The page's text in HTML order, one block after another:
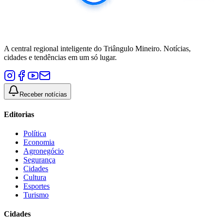
A central regional inteligente do Triângulo Mineiro. Notícias,
cidades e tendências em um só lugar.
Receber notícias
Editorias
Política
Economia
Agronegócio
Segurança
Cidades
Cultura
Esportes
Turismo
Cidades